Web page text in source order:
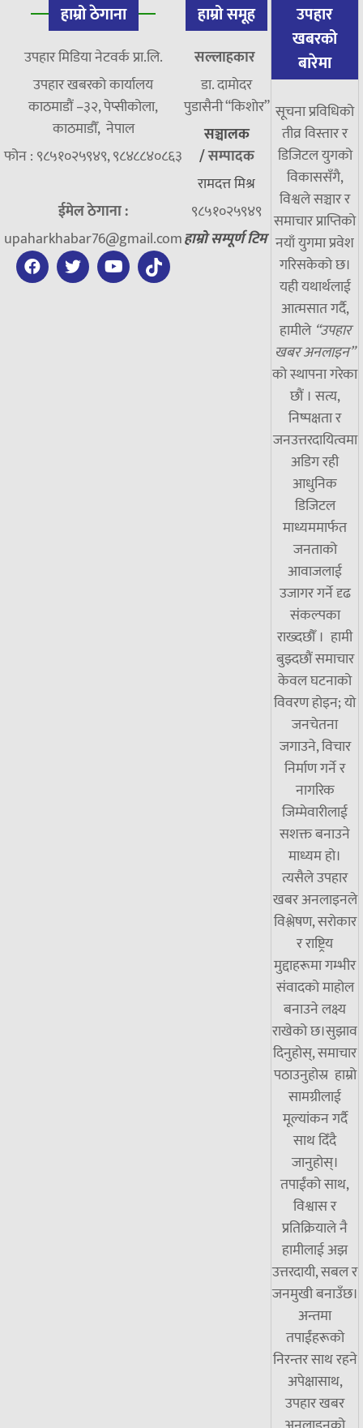
हाम्रो ठेगाना
उपहार मिडिया नेटवर्क प्रा.लि.
उपहार खबरको कार्यालय
काठमाडौं –३२, पेप्सीकोला,
काठमाडौँ, नेपाल
फोन : ९८५१०२५९४९, ९८४८८४०८६३
ईमेल ठेगाना :
upaharkhabar76@gmail.com
हाम्रो समूह
सल्लाहकार
डा. दामाेदर
पुडासैनी “किशाेर”
सञ्चालक
/सम्पादक
रामदत्त मिश्र
९८५१०२५९४९
हाम्रो सम्पूर्ण टिम
उपहार
खबरको
बारेमा
सूचना प्रविधिको
तीव्र विस्तार र
डिजिटल युगको
विकाससँगै,
विश्वले सञ्चार र
समाचार प्राप्तिको
नयाँ युगमा प्रवेश
गरिसकेको छ।
यही यथार्थलाई
आत्मसात गर्दै,
हामीले “उपहार
खबर अनलाइन”
को स्थापना गरेका
छौं । सत्य,
निष्पक्षता र
जनउत्तरदायित्वमा
अडिग रही
आधुनिक
डिजिटल
माध्यममार्फत
जनताको
आवाजलाई
उजागर गर्ने दृढ
संकल्पका
राख्दछौँ । हामी
बुझ्दछौं समाचार
केवल घटनाको
विवरण होइन; यो
जनचेतना
जगाउने, विचार
निर्माण गर्ने र
नागरिक
जिम्मेवारीलाई
सशक्त बनाउने
माध्यम हो।
त्यसैले उपहार
खबर अनलाइनले
विश्लेषण, सरोकार
र राष्ट्रिय
मुद्दाहरूमा गम्भीर
संवादको माहोल
बनाउने लक्ष्य
राखेको छ।सुझाव
दिनुहोस्, समाचार
पठाउनुहोस्र हाम्रो
सामग्रीलाई
मूल्यांकन गर्दै
साथ दिँदै
जानुहोस्।
तपाईंको साथ,
विश्वास र
प्रतिक्रियाले नै
हामीलाई अझ
उत्तरदायी, सबल र
जनमुखी बनाउँछ।
अन्तमा
तपाईंहरूको
निरन्तर साथ रहने
अपेक्षासाथ,
उपहार खबर